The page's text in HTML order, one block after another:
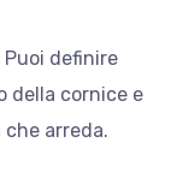
definire
della cornice e
arreda.